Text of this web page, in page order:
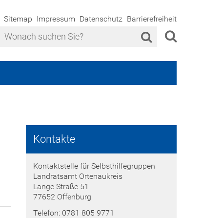
Sitemap Impressum Datenschutz Barrierefreiheit
Kontakte
Kontaktstelle für Selbsthilfegruppen
Landratsamt Ortenaukreis
Lange Straße 51
77652 Offenburg
Telefon: 0781 805 9771